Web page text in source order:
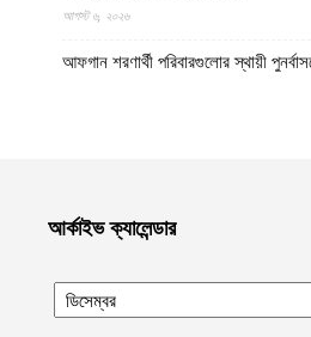
আগস্ট ৬, ২০২৬
আফগান শরণার্থী পরিবারগুলোর স্থায়ী
ইসলামিয়া
আগস্ট ৬, ২০২৬
ভারত, পাকিস্তান ও বাংলাদেশের
উস্কানিমূলক মন্তব্য করেছে উত্তর প্রদেশের
আর্কাইভ ক্যালেন্ডার